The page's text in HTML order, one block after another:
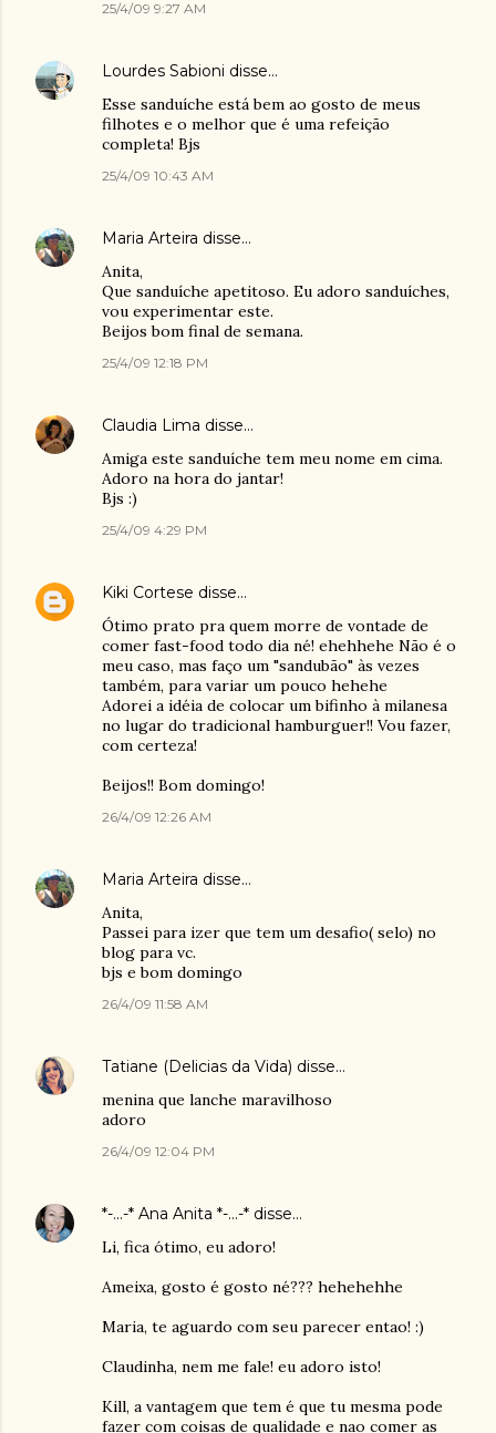
25/4/09 9:27 AM
Lourdes Sabioni disse…
Esse sanduíche está bem ao gosto de meus
filhotes e o melhor que é uma refeição
completa! Bjs
25/4/09 10:43 AM
Maria Arteira disse…
Anita,
Que sanduíche apetitoso. Eu adoro sanduíches,
vou experimentar este.
Beijos bom final de semana.
25/4/09 12:18 PM
Claudia Lima disse…
Amiga este sanduíche tem meu nome em cima.
Adoro na hora do jantar!
Bjs :)
25/4/09 4:29 PM
Kiki Cortese disse…
Ótimo prato pra quem morre de vontade de
comer fast-food todo dia né! ehehhehe Não é o
meu caso, mas faço um "sandubão" às vezes
também, para variar um pouco hehehe
Adorei a idéia de colocar um bifinho à milanesa
no lugar do tradicional hamburguer!! Vou fazer,
com certeza!
Beijos!! Bom domingo!
26/4/09 12:26 AM
Maria Arteira disse…
Anita,
Passei para izer que tem um desafio( selo) no
blog para vc.
bjs e bom domingo
26/4/09 11:58 AM
Tatiane (Delicias da Vida) disse…
menina que lanche maravilhoso
adoro
26/4/09 12:04 PM
*-...-* Ana Anita *-...-* disse…
Li, fica ótimo, eu adoro!
Ameixa, gosto é gosto né??? hehehehhe
Maria, te aguardo com seu parecer entao! :)
Claudinha, nem me fale! eu adoro isto!
Kill, a vantagem que tem é que tu mesma pode
fazer com coisas de qualidade e nao comer as